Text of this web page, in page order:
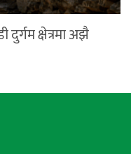
दुर्गम क्षेत्रमा अझै